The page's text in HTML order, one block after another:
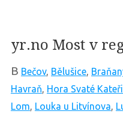
yr.no Most v
B Bečov, Bělušice,
Havraň, Hora Svaté
Lom, Louka u Litvínova,